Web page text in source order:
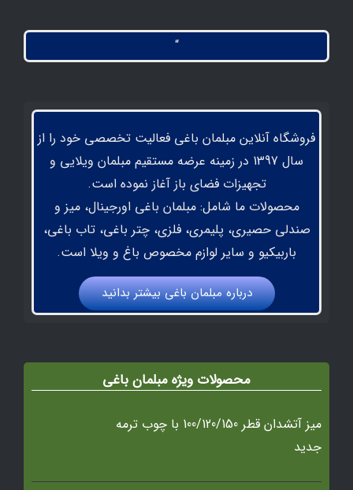
“
فروشگاه آنلاین مبلمان باغی فعالیت تخصصی خود را از
سال 1397 در زمینه عرضه مستقیم مبلمان ویلایی و
تجهیزات فضای باز آغاز نموده است.
محصولات ما شامل: مبلمان باغی اورجینال، میز و
صندلی حصیری، پلیمری، فلزی، چتر باغی، تاب باغی،
باربیکیو و سایر لوازم مخصوص باغ و ویلا است.
درباره مبلمان باغي بيشتر بدانيد
محصولات ویژه مبلمان باغی
میز آتشدان قطر 100/120/150 با چوب ترمه
جدید